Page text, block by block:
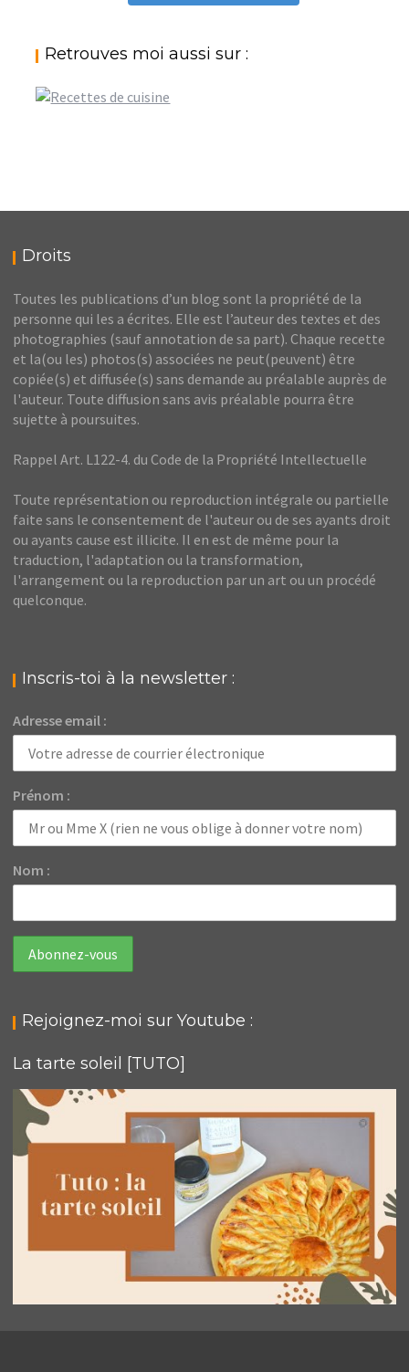
Retrouves moi aussi sur :
Droits
Toutes les publications d’un blog sont la propriété de la
personne qui les a écrites. Elle est l’auteur des textes et des
photographies (sauf annotation de sa part). Chaque recette
et la(ou les) photos(s) associées ne peut(peuvent) être
copiée(s) et diffusée(s) sans demande au préalable auprès de
l'auteur. Toute diffusion sans avis préalable pourra être
sujette à poursuites.
Rappel Art. L122-4. du Code de la Propriété Intellectuelle
Toute représentation ou reproduction intégrale ou partielle
faite sans le consentement de l'auteur ou de ses ayants droit
ou ayants cause est illicite. Il en est de même pour la
traduction, l'adaptation ou la transformation,
l'arrangement ou la reproduction par un art ou un procédé
quelconque.
Inscris-toi à la newsletter :
Adresse email :
Prénom :
Nom :
Rejoignez-moi sur Youtube :
La tarte soleil [TUTO]